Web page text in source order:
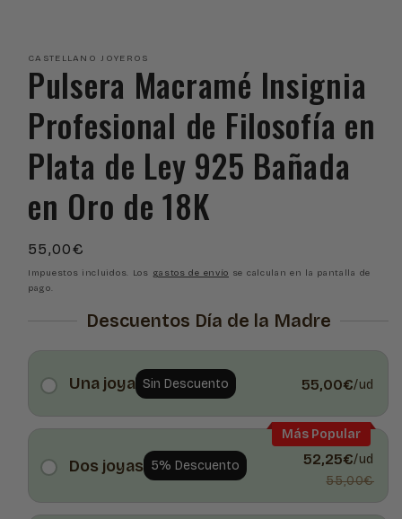
1
en
una
ventana
modal
CASTELLANO JOYEROS
Pulsera Macramé Insignia
Profesional de Filosofía en
Plata de Ley 925 Bañada
en Oro de 18K
Precio
habitual
55,00€
Impuestos incluidos. Los gastos de envío se calculan en la pantalla de
pago.
Descuentos Día de la Madre
Una joya Sin Descuento 55,00€/ud
Dos joyas 5% Descuento
Más Popular
52,25€/ud
55,00€